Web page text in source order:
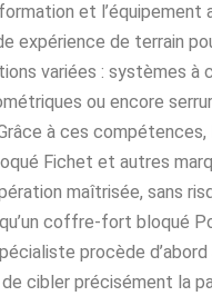
et l’équipement
expérience de terrain
variées : systèmes à
ou encore
à ces compétences,
Fichet et autres
maîtrisée, sans
coffre-fort bloqué
procède d’abord
cibler précisément la